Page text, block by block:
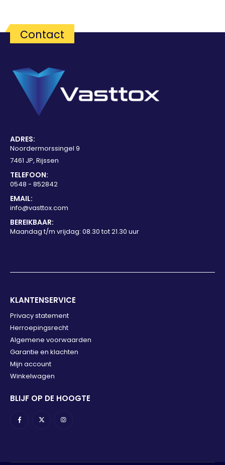
Contact
ADRES:
Noordermorssingel 9
7461 JP, Rijssen
TELEFOON:
0548 - 852842
EMAIL:
info@vasttox.com
BEREIKBAAR:
Maandag t/m vrijdag: 08.30 tot 21.30 uur
KLANTENSERVICE
Privacy statement
Herroepingsrecht
Algemene voorwaarden
Garantie en klachten
Mijn account
Winkelwagen
BLIJF OP DE HOOGTE